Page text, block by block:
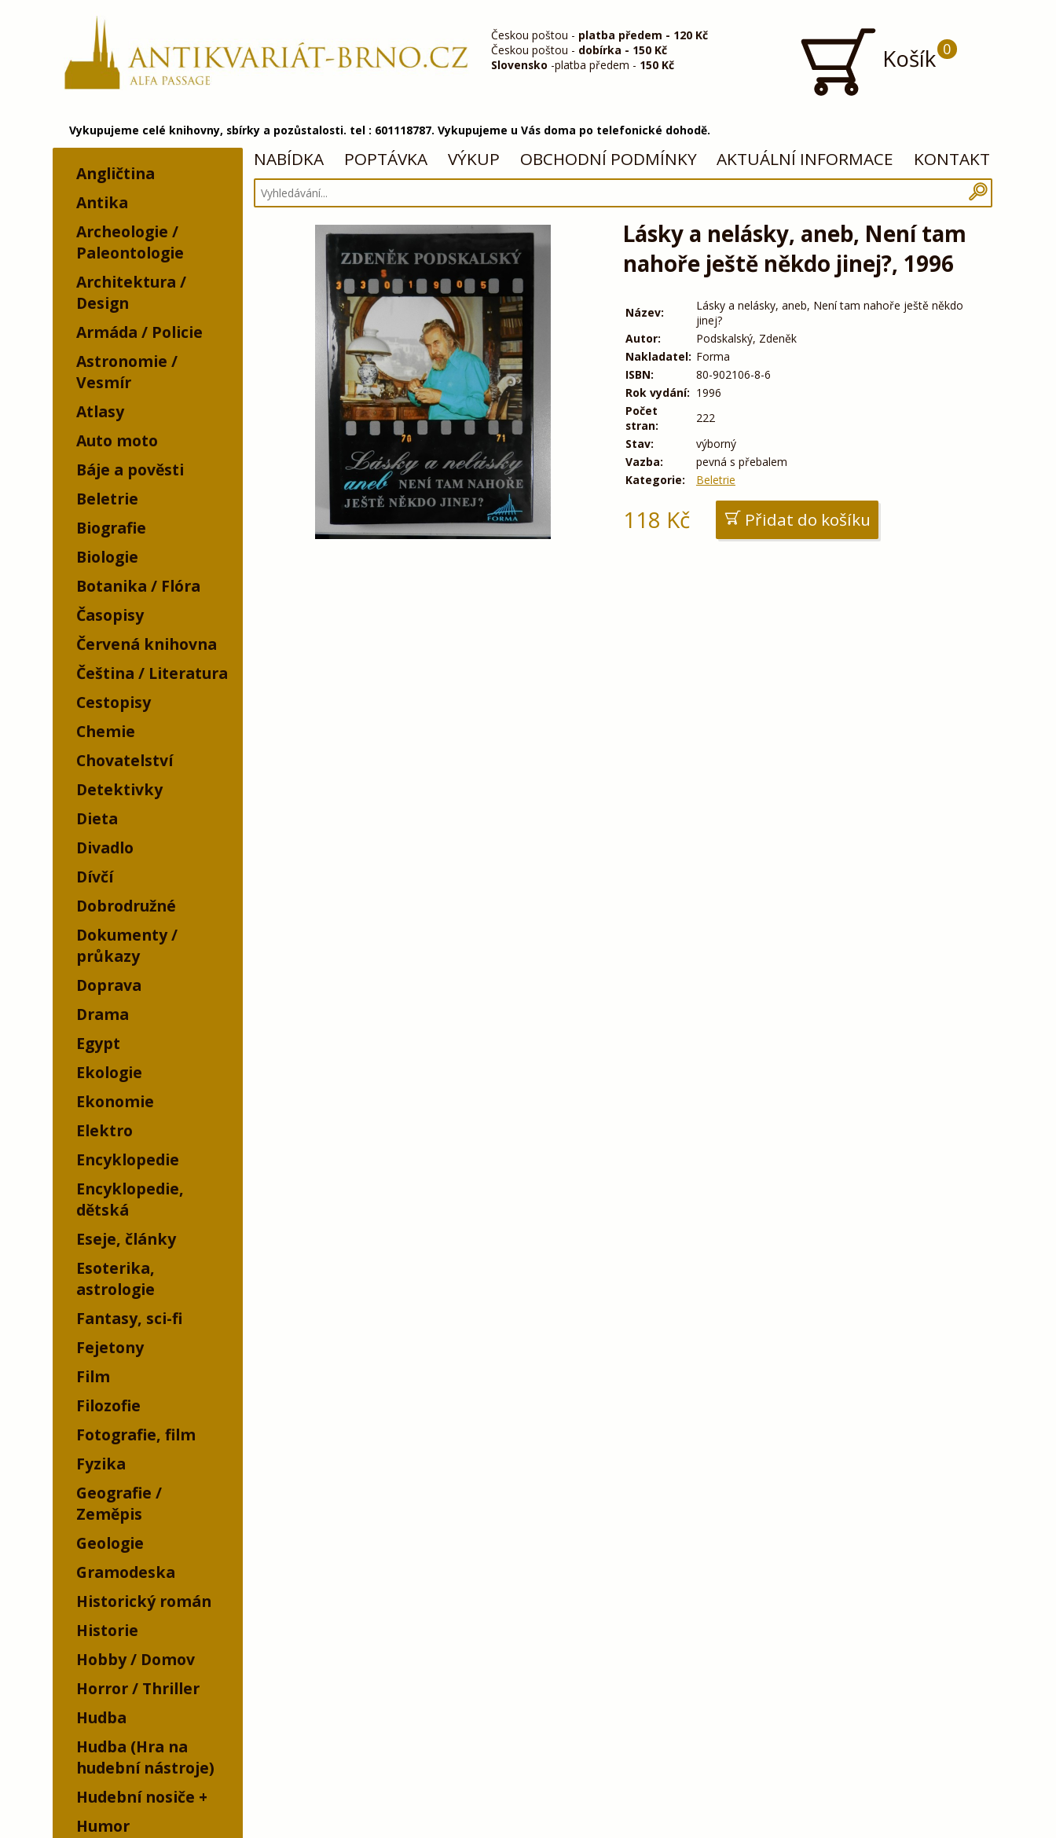
Českou poštou - platba předem - 120 Kč
Českou poštou - dobírka - 150 Kč
Slovensko -platba předem - 150 Kč Košík 0
Vykupujeme celé knihovny, sbírky a pozůstalosti. tel : 601118787. Vykupujeme u Vás doma po telefonické dohodě.
Angličtina
Antika
Archeologie /
Paleontologie
Architektura /
Design
Armáda / Policie
Astronomie /
Vesmír
Atlasy
Auto moto
Báje a pověsti
Beletrie
Biografie
Biologie
Botanika / Flóra
Časopisy
Červená knihovna
Čeština / Literatura
Cestopisy
Chemie
Chovatelství
Detektivky
Dieta
Divadlo
Dívčí
Dobrodružné
Dokumenty /
průkazy
Doprava
Drama
Egypt
Ekologie
Ekonomie
Elektro
Encyklopedie
Encyklopedie,
dětská
Eseje, články
Esoterika,
astrologie
Fantasy, sci-fi
Fejetony
Film
Filozofie
Fotografie, film
Fyzika
Geografie /
Zeměpis
Geologie
Gramodeska
Historický román
Historie
Hobby / Domov
Horror / Thriller
Hudba
Hudba (Hra na
hudební nástroje)
Hudební nosiče
Humor
NABÍDKA POPTÁVKA VÝKUP OBCHODNÍ PODMÍNKY AKTUÁLNÍ INFORMACE KONTAKT
Lásky a nelásky, aneb, Není tam
nahoře ještě někdo jinej?, 1996
Název:
Lásky a nelásky, aneb, Není tam nahoře ještě někdo
jinej?
Autor:
Podskalský, Zdeněk
Nakladatel: Forma
ISBN:
80-902106-8-6
Rok vydání: 1996
Počet
stran:
222
Stav:
výborný
Vazba:
pevná s přebalem
Kategorie:
Beletrie
118 Kč Přidat do košíku